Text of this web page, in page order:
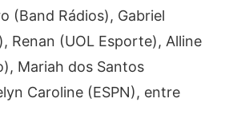
(Band Rádios), Gabriel
Renan (UOL Esporte), Alline
Mariah dos Santos
Caroline (ESPN), entre